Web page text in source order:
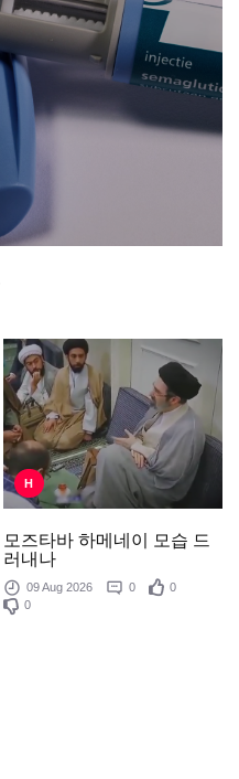
H
모즈타바 하메네이 모습 드
러내나
09 Aug 2026 0
0
0